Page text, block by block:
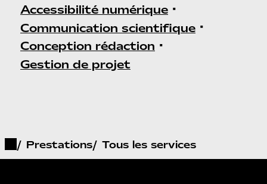
Accessibilité numérique •
Communication scientifique •
Conception rédaction •
Gestion de projet
Prestations Tous les services